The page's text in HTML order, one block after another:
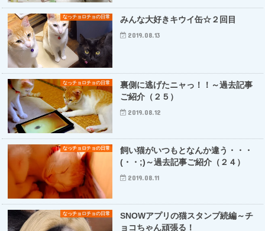
なっチョロチョの日常 みんな大好きキウイ缶☆２回目
2019.08.13
なっチョロチョの日常
裏側に逃げたニャっ！！～過去記事
ご紹介（２５）
2019.08.12
なっチョロチョの日常
飼い猫がいつもとなんか違う・・・
(・・;)～過去記事ご紹介（２４）
2019.08.11
なっチョロチョの日常
SNOWアプリの猫スタンプ続編～チ
ョコちゃん頑張る！